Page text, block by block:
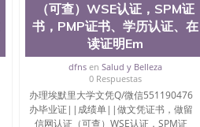
（可查）WSE认证，SPM证
书，PMP证书、学历认证、在
读证明Em
dfns enSalud y Belleza
0 Respuestas
办理埃默里大学文凭Q/微信551190476
办毕业证||成绩单||做文凭证书，做留
信网认证（可查）WSE认证，SPM证